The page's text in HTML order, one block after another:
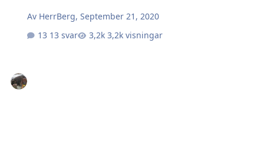
Av HerrBerg,September 21, 2020
13 svar
3,2k visningar